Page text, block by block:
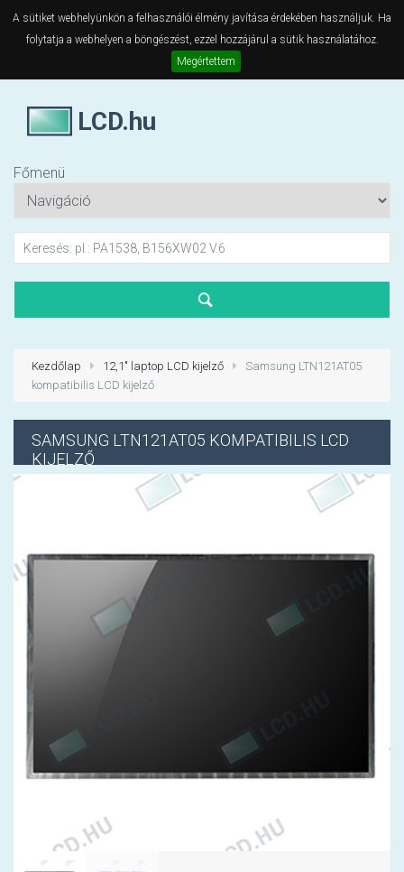
A sütiket webhelyünkön a felhasználói élmény javítása érdekében használjuk. Ha
folytatja a webhelyen a böngészést, ezzel hozzájárul a sütik használatához.
Megértettem
LCD.hu
Főmenü
Kezdőlap 12,1" laptop LCD kijelző
Samsung LTN121AT05
kompatibilis LCD kijelző
SAMSUNG LTN121AT05 KOMPATIBILIS LCD
KIJELZŐ